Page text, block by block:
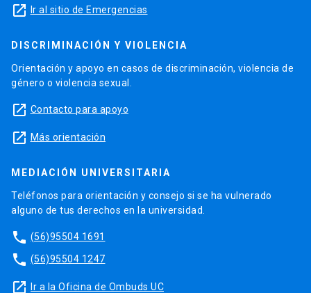
launch Ir al sitio de Emergencias
DISCRIMINACIÓN Y VIOLENCIA
Orientación y apoyo en casos de discriminación, violencia de
género o violencia sexual.
launch Contacto para apoyo
launch Más orientación
MEDIACIÓN UNIVERSITARIA
Teléfonos para orientación y consejo si se ha vulnerado
alguno de tus derechos en la universidad.
phone (56)95504 1691
phone (56)95504 1247
launch Ir a la Oficina de Ombuds UC